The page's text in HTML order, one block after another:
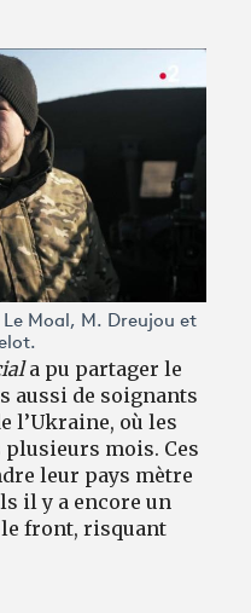
Moal, M. Dreujou et
a pu partager le
aussi de soignants
l’Ukraine, où les
mois. Ces
leur pays mètre
il y a encore un
front, risquant